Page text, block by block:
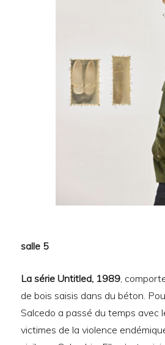
salle 5
La série Untitled, 1989 ,
de bois saisis dans du béton.
Salcedo a passé du temps avec
victimes de la violence